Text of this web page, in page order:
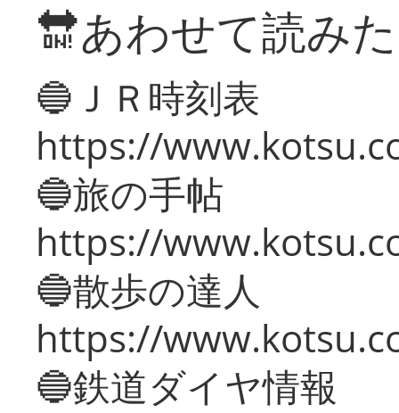
🔛あわせて読み
🔵ＪＲ時刻表
https://
🔵旅の手帖
https://
🔵散歩の達人
https://
🔵鉄道ダイヤ情報